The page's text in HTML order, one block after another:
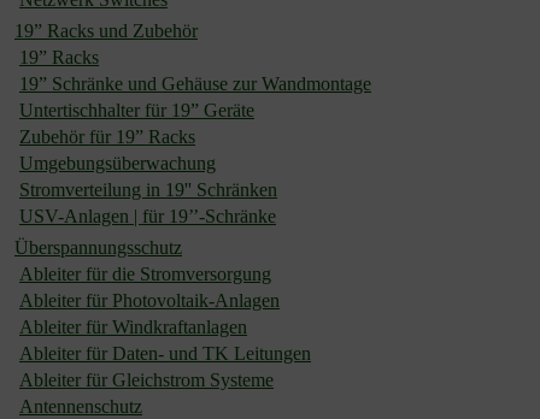
19” Racks und Zubehör
19” Racks
19” Schränke und Gehäuse zur Wandmontage
Untertischhalter für 19” Geräte
Zubehör für 19” Racks
Umgebungsüberwachung
Stromverteilung in 19'' Schränken
USV-Anlagen | für 19’’-Schränke
Überspannungsschutz
Ableiter für die Stromversorgung
Ableiter für Photovoltaik-Anlagen
Ableiter für Windkraftanlagen
Ableiter für Daten- und TK Leitungen
Ableiter für Gleichstrom Systeme
Antennenschutz